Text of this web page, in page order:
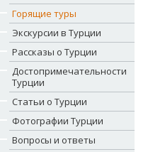
Горящие туры
Экскурсии в Турции
Рассказы о Турции
Достопримечательности
Турции
Статьи о Турции
Фотографии Турции
Вопросы и ответы